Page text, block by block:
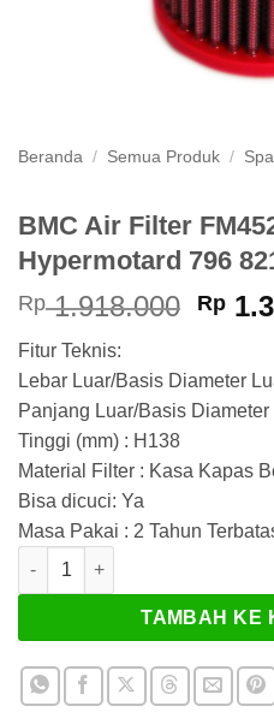
Beranda / Semua Produk /
BMC Air Filter
Hypermotard 796
Rp1.918.000
Rp
Rp
Fitur Teknis:
Lebar Luar/Basis Diameter
Panjang Luar/Basis Diameter
Tinggi (mm) : H138
Material Filter : Kasa Kapas
Bisa dicuci: Ya
Masa Pakai : 2 Tahun
Kuantitas BMC Air Filter
TAMBAH KE